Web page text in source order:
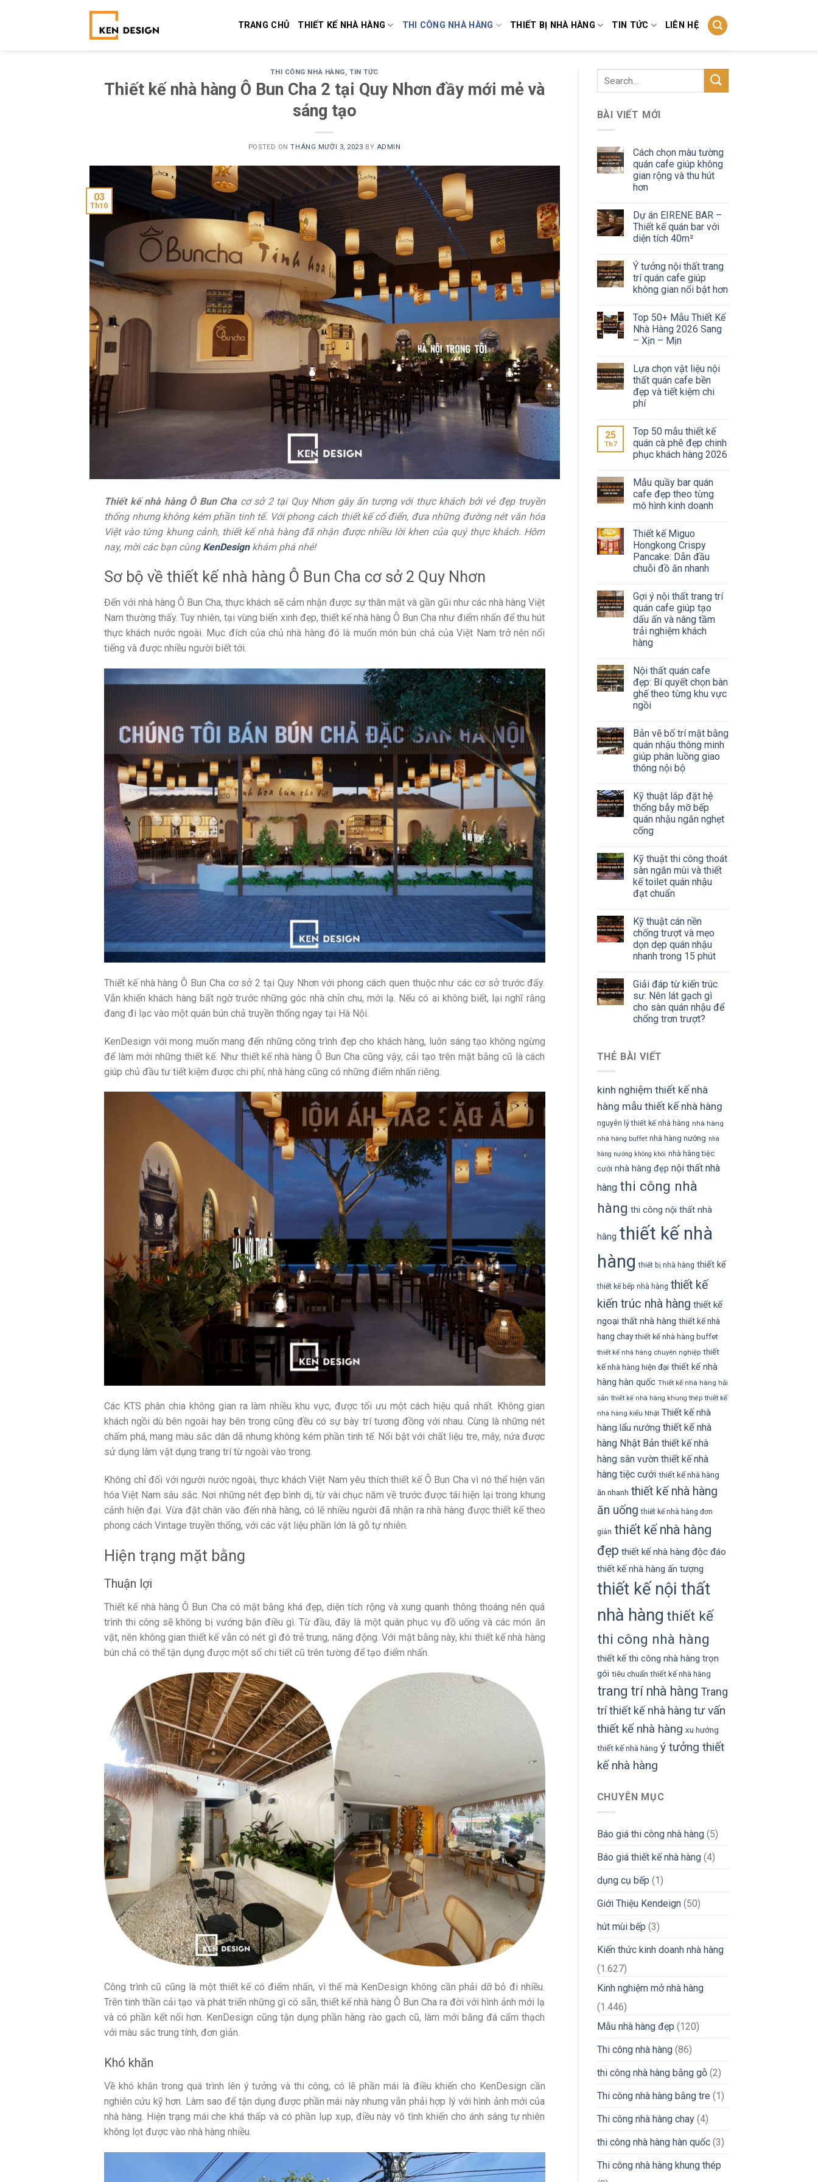
TRANG CHỦ THIẾT KẾ NHÀ HÀNG THI CÔNG NHÀ HÀNG THIẾT BỊ NHÀ HÀNG TIN TỨC LIÊN HỆ
THI CÔNG NHÀ HÀNG,TIN TỨC
Thiết kế nhà hàng Ô Bun Cha 2 tại Quy Nhơn đầy mới mẻ và
sáng tạo
POSTED ONTHÁNG MƯỜI 3, 2023 BY ADMIN
03
Th10
Thiết kế nhà hàng Ô Bun Chacơ sở 2 tại Quy Nhơn gây ấn tượng với thực khách bởi vẻ đẹp truyền
thống nhưng không kém phần tinh tế. Với phong cách thiết kế cổ điển, đưa những đường nét văn hóa
Việt vào từng khung cảnh, thiết kế nhà hàng đã nhận được nhiều lời khen của quý thực khách. Hôm
nay, mời các bạn cùng KenDesign khám phá nhé!
Sơ bộ về thiết kế nhà hàng Ô Bun Cha cơ sở 2 Quy Nhơn
Đến với nhà hàng Ô Bun Cha, thực khách sẽ cảm nhận được sự thân mật và gần gũi như các nhà hàng Việt
Nam thường thấy. Tuy nhiên, tại vùng biển xinh đẹp, thiết kế nhà hàng Ô Bun Cha như điểm nhấn để thu hút
thực khách nước ngoài. Mục đích của chủ nhà hàng đó là muốn món bún chả của Việt Nam trở nên nổi
tiếng và được nhiều người biết tới.
Thiết kế nhà hàng Ô Bun Cha cơ sở 2 tại Quy Nhơn với phong cách quen thuộc như các cơ sở trước đấy.
Vẫn khiến khách hàng bất ngờ trước những góc nhà chỉn chu, mới lạ. Nếu có ai không biết, lại nghĩ rằng
đang đi lạc vào một quán bún chả truyền thống ngay tại Hà Nội.
KenDesign với mong muốn mang đến những công trình đẹp cho khách hàng, luôn sáng tạo không ngừng
để làm mới những thiết kế. Như thiết kế nhà hàng Ô Bun Cha cũng vậy, cải tạo trên mặt bằng cũ là cách
giúp chủ đầu tư tiết kiệm được chi phí, nhà hàng cũng có những điểm nhấn riêng.
Các KTS phân chia không gian ra làm nhiều khu vực, được tối ưu một cách hiệu quả nhất. Không gian
khách ngồi dù bên ngoài hay bên trong cũng đều có sự bày trí tương đồng với nhau. Cùng là những nét
chấm phá, mang màu sắc dân dã nhưng không kém phần tinh tế. Nổi bật với chất liệu tre, mây, nứa được
sử dụng làm vật dụng trang trí từ ngoài vào trong.
Không chỉ đối với người nước ngoài, thực khách Việt Nam yêu thích thiết kế Ô Bun Cha vì nó thể hiện văn
hóa Việt Nam sâu sắc. Nơi những nét đẹp bình dị, từ vài chục năm về trước được tái hiện lại trong khung
cảnh hiện đại. Vừa đặt chân vào đến nhà hàng, có lẽ nhiều người đã nhận ra nhà hàng được thiết kế theo
phong cách Vintage truyền thống, với các vật liệu phần lớn là gỗ tự nhiên.
Hiện trạng mặt bằng
Thuận lợi
Thiết kế nhà hàng Ô Bun Cha có mặt bằng khá đẹp, diện tích rộng và xung quanh thông thoáng nên quá
trình thi công sẽ không bị vướng bận điều gì. Từ đầu, đây là một quán phục vụ đồ uống và các món ăn
vặt, nên không gian thiết kế vẫn có nét gì đó trẻ trung, năng động. Với mặt bằng này, khi thiết kế nhà hàng
bún chả có thể tận dụng được một số chi tiết cũ trên tường để tạo điểm nhấn.
Công trình cũ cũng là một thiết kế có điểm nhấn, vì thế mà KenDesign không cần phải dỡ bỏ đi nhiều.
Trên tinh thần cải tạo và phát triển những gì có sẵn, thiết kế nhà hàng Ô Bun Cha ra đời với hình ảnh mới lạ
và có phần kết nối hơn. KenDesign cũng tận dụng phần hàng rào gạch cũ, làm mới bằng đá cẩm thạch
với màu sắc trung tính, đơn giản.
Khó khăn
Về khó khăn trong quá trình lên ý tưởng và thi công, có lẽ phần mái là điều khiến cho KenDesign cần
nghiên cứu kỹ hơn. Làm sao để tận dụng được phần mái này nhưng vẫn phải hợp lý với hình ảnh mới của
nhà hàng. Hiện trạng mái che khá thấp và có phần lụp xụp, điều này vô tình khiến cho ánh sáng tự nhiên
không lọt được vào nhà hàng nhiều.
BÀI VIẾT MỚI
Cách chọn màu tường
quán cafe giúp không
gian rộng và thu hút
hơn
Dự án EIRENE BAR –
Thiết kế quán bar với
diện tích 40m²
Ý tưởng nội thất trang
trí quán cafe giúp
không gian nổi bật hơn
Top 50+ Mẫu Thiết Kế
Nhà Hàng 2026 Sang
– Xịn – Mịn
Lựa chọn vật liệu nội
thất quán cafe bền
đẹp và tiết kiệm chi
phí
25
Th7
Top 50 mẫu thiết kế
quán cà phê đẹp chinh
phục khách hàng 2026
Mẫu quầy bar quán
cafe đẹp theo từng
mô hình kinh doanh
Thiết kế Miguo
Hongkong Crispy
Pancake: Dẫn đầu
chuỗi đồ ăn nhanh
Gợi ý nội thất trang trí
quán cafe giúp tạo
dấu ấn và nâng tầm
trải nghiệm khách
hàng
Nội thất quán cafe
đẹp: Bí quyết chọn bàn
ghế theo từng khu vực
ngồi
Bản vẽ bố trí mặt bằng
quán nhậu thông minh
giúp phân luồng giao
thông nội bộ
Kỹ thuật lắp đặt hệ
thống bẫy mỡ bếp
quán nhậu ngăn nghẹt
cống
Kỹ thuật thi công thoát
sàn ngăn mùi và thiết
kế toilet quán nhậu
đạt chuẩn
Kỹ thuật cán nền
chống trượt và mẹo
dọn dẹp quán nhậu
nhanh trong 15 phút
Giải đáp từ kiến trúc
sư: Nên lát gạch gì
cho sàn quán nhậu để
chống trơn trượt?
THẺ BÀI VIẾT
kinh nghiệm thiết kế nhà
hàng mẫu thiết kế nhà hàng
nguyên lý thiết kế nhà hàng nhà hàng
nhà hàng buffet nhà hàng nướng nhà
hàng nướng không khói nhà hàng tiệc
cưới nhà hàng đẹp nội thất nhà
hàng thi công nhà
hàng thi công nội thất nhà
hàng thiết kế nhà
hàng thiết bị nhà hàng thiết kế
thiết kế bếp nhà hàng thiết kế
kiến trúc nhà hàng thiết kế
ngoại thất nhà hàng thiết kế nhà
hang chay thiết kế nhà hàng buffet
thiết kế nhà hàng chuyên nghiệp thiết
kế nhà hàng hiện đại thiết kế nhà
hàng hàn quốc Thiết kế nhà hàng hải
sản thiết kế nhà hàng khung thép thiết kế
nhà hàng kiểu Nhật Thiết kế nhà
hàng lẩu nướng thiết kế nhà
hàng Nhật Bản thiết kế nhà
hàng sân vườn thiết kế nhà
hàng tiệc cưới thiết kế nhà hàng
ăn nhanh thiết kế nhà hàng
ăn uống thiết kế nhà hàng đơn
giản thiết kế nhà hàng
đẹp thiết kế nhà hàng độc đáo
thiết kế nhà hàng ấn tượng
thiết kế nội thất
nhà hàng thiết kế
thi công nhà hàng
thiết kế thi công nhà hàng trọn
gói tiêu chuẩn thiết kế nhà hàng
trang trí nhà hàng Trang
trí thiết kế nhà hàng tư vấn
thiết kế nhà hàng xu hướng
thiết kế nhà hàng ý tưởng thiết
kế nhà hàng
CHUYÊN MỤC
Báo giá thi công nhà hàng(5)
Báo giá thiết kế nhà hàng(4)
dụng cụ bếp (1)
Giới Thiệu Kendeign(50)
hút mùi bếp (3)
Kiến thức kinh doanh nhà hàng
(1.627)
Kinh nghiệm mở nhà hàng
(1.446)
Mẫu nhà hàng đẹp (120)
Thi công nhà hàng(86)
thi công nhà hàng bằng gỗ(2)
Thi công nhà hàng bằng tre (1)
Thi công nhà hàng chay(4)
thi công nhà hàng hàn quốc(3)
Thi công nhà hàng khung thép